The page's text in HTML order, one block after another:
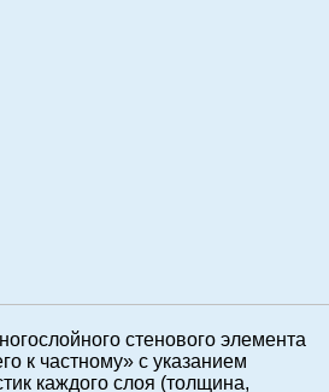
стенового элемента
к частному» с указанием
каждого слоя (толщина,